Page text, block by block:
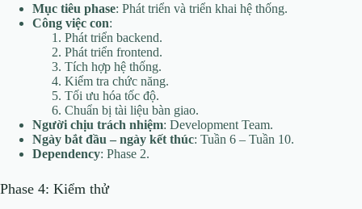
Mục tiêu phase: Phát triển và triển khai hệ thống.
Công việc con:
Phát triển backend.
Phát triển frontend.
Tích hợp hệ thống.
Kiểm tra chức năng.
Tối ưu hóa tốc độ.
Chuẩn bị tài liệu bàn giao.
Người chịu trách nhiệm: Development Team.
Ngày bắt đầu – ngày kết thúc: Tuần 6 – Tuần 10.
Dependency: Phase 2.
Phase 4: Kiểm thử